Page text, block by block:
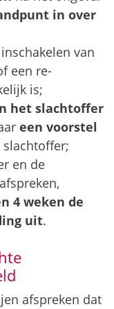
in over
van
een re-
is;
het slachtoffer
een voorstel
en de
4 weken de
uit.
afspreken dat